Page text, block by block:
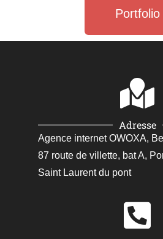
Portfolio
Adresse
Agence internet OWOXA,
87 route de villette, bat A,
Saint Laurent du pont